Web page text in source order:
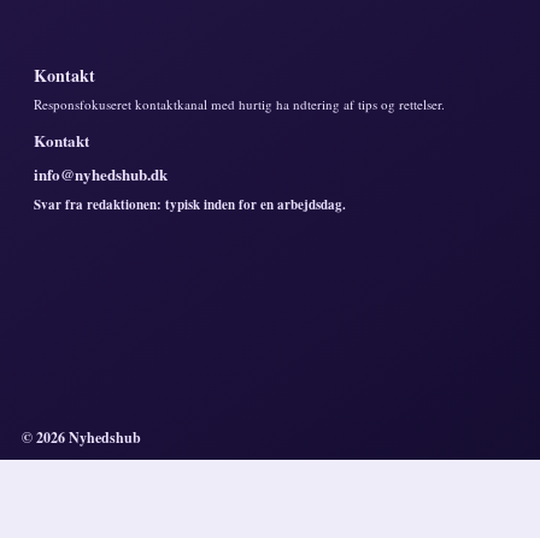
Kontakt
Responsfokuseret kontaktkanal med hurtig ha ndtering af tips og rettelser.
Kontakt
info@nyhedshub.dk
Svar fra redaktionen: typisk inden for en arbejdsdag.
© 2026 Nyhedshub